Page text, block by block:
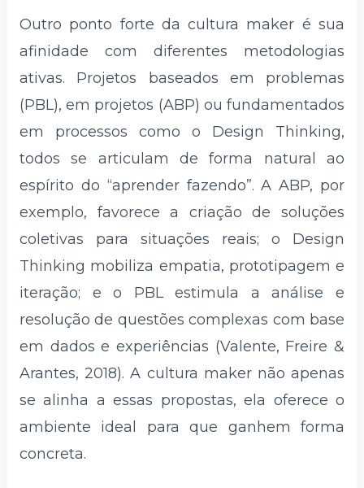
Outro ponto forte da cultura maker é sua
afinidade com diferentes metodologias
ativas. Projetos baseados em problemas
(PBL), em projetos (ABP) ou fundamentados
em processos como o Design Thinking,
todos se articulam de forma natural ao
espírito do “aprender fazendo”. A ABP, por
exemplo, favorece a criação de soluções
coletivas para situações reais; o Design
Thinking mobiliza empatia, prototipagem e
iteração; e o PBL estimula a análise e
resolução de questões complexas com base
em dados e experiências (Valente, Freire &
Arantes, 2018). A cultura maker não apenas
se alinha a essas propostas, ela oferece o
ambiente ideal para que ganhem forma
concreta.